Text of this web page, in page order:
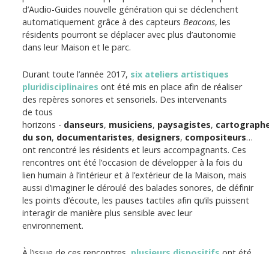
d’Audio-Guides nouvelle génération qui se déclenchent
automatiquement grâce à des capteurs Beacons, les
résidents pourront se déplacer avec plus d’autonomie
dans leur Maison et le parc.
Durant toute l’année 2017, six ateliers artistiques
pluridisciplinaires ont été mis en place afin de réaliser
des repères sonores et sensoriels. Des intervenants
de tous
horizons - danseurs, musiciens, paysagistes,
du son, documentaristes, designers, compositeurs…
ont rencontré les résidents et leurs accompagnants. Ces
rencontres ont été l’occasion de développer à la fois du
lien humain à l’intérieur et à l’extérieur de la Maison, mais
aussi d’imaginer le déroulé des balades sonores, de définir
les points d’écoute, les pauses tactiles afin qu’ils puissent
interagir de manière plus sensible avec leur
environnement.